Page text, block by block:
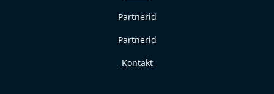
Partnerid
Partnerid
Kontakt